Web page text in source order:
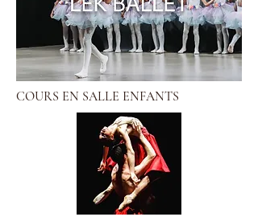
COURS EN SALLE ENFANTS